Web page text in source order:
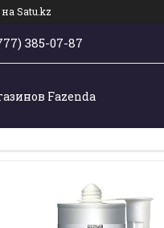
на Satu.kz
385-07-87
Fazenda